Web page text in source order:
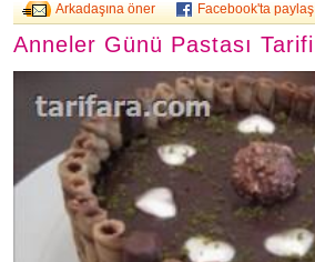
Arkadaşına öner Facebook'ta paylaş
Anneler Günü Pastası Tarifi